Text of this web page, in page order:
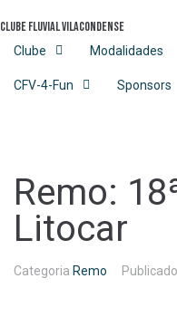
to
content
Clube Fluvial Vilacondense
Clube Modalidades
CFV-4-Fun Sponsors
Remo:
Litocar
Categoria Remo